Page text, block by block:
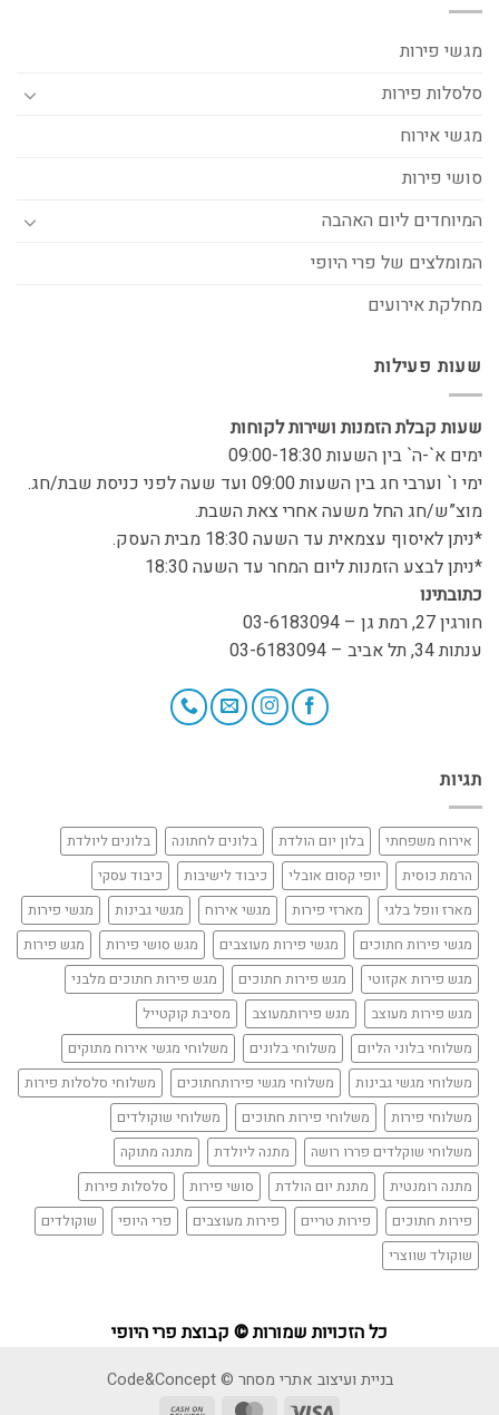
מגשי פירות
סלסלות פירות
מגשי אירוח
סושי פירות
המיוחדים ליום האהבה
המומלצים של פרי היופי
מחלקת אירועים
שעות פעילות
שעות קבלת הזמנות ושירות לקוחות
ימים א`-ה` בין השעות 09:00-18:30
ימי ו` וערבי חג בין השעות 09:00 ועד שעה לפני כניסת שבת/חג.
מוצ”ש/חג החל משעה אחרי צאת השבת.
*ניתן לאיסוף עצמאית עד השעה 18:30 מבית העסק.
*ניתן לבצע הזמנות ליום המחר עד השעה 18:30
כתובתינו
חורגין 27, רמת גן – 03-6183094
ענתות 34, תל אביב – 03-6183094
תגיות
אירוח משפחתי בלון יום הולדת בלונים לחתונה
בלונים ליולדת
הרמת כוסית
יופי קסום אובלי כיבוד לישיבות
כיבוד עסקי
מארז וופל בלגי
מארזי פירות מגשי אירוח מגשי גבינות
מגשי פירות
מגשי פירות חתוכים
מגשי פירות מעוצבים מגש סושי פירות
מגש פירות
מגש פירות אקזוטי
מגש פירות חתוכים
מגש פירות חתוכים מלבני
מגש פירות מעוצב
מגש פירותמעוצב
מסיבת קוקטייל
משלוחי בלוני הליום
משלוחי בלונים
משלוחי מגשי אירוח מתוקים
משלוחי מגשי גבינות
משלוחי מגשי פירותחתוכים
משלוחי סלסלות פירות
משלוחי פירות
משלוחי פירות חתוכים
משלוחי שוקולדים
משלוחי שוקלדים פררו רושה
מתנה ליולדת
מתנה מתוקה
מתנה רומנטית
מתנת יום הולדת סושי פירות
סלסלות פירות
פירות חתוכים
פירות טריים פירות מעוצבים פרי היופי
שוקולדים
שוקולד שווצרי
כל הזכויות שמורות © קבוצת פרי היופי
בניית ועיצוב אתרי מסחר © Code&Concept